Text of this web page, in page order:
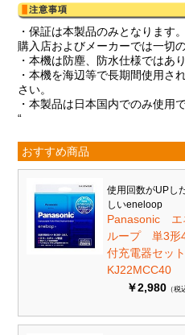
・保証は本製品のみとなります
購入店およびメーカーでは一切
・本機は防塵、防水仕様ではあ
・本機を海辺等で長期間使用さ
さい。
・本製品は日本国内でのみ使用
“
おすすめ商品
使用回数がUPし
しいeneloop
Panasonic エ
ループ 単3形
付充電器セッ
KJ22MCC40
￥2,980 （税